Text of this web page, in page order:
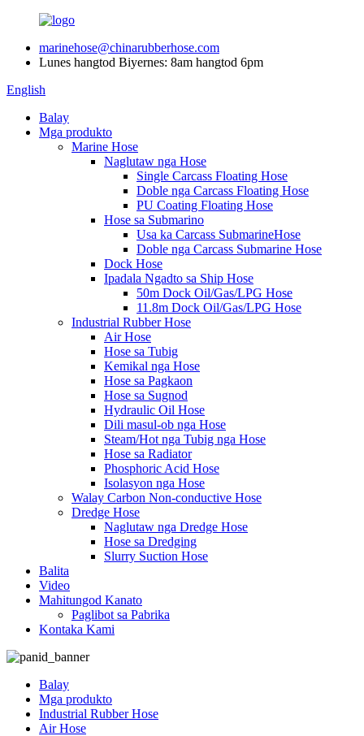
marinehose@chinarubberhose.com
Lunes hangtod Biyernes: 8am hangtod 6pm
English
Balay
Mga produkto
Marine Hose
Naglutaw nga Hose
Single Carcass Floating Hose
Doble nga Carcass Floating Hose
PU Coating Floating Hose
Hose sa Submarino
Usa ka Carcass SubmarineHose
Doble nga Carcass Submarine Hose
Dock Hose
Ipadala Ngadto sa Ship Hose
50m Dock Oil/Gas/LPG Hose
11.8m Dock Oil/Gas/LPG Hose
Industrial Rubber Hose
Air Hose
Hose sa Tubig
Kemikal nga Hose
Hose sa Pagkaon
Hose sa Sugnod
Hydraulic Oil Hose
Dili masul-ob nga Hose
Steam/Hot nga Tubig nga Hose
Hose sa Radiator
Phosphoric Acid Hose
Isolasyon nga Hose
Walay Carbon Non-conductive Hose
Dredge Hose
Naglutaw nga Dredge Hose
Hose sa Dredging
Slurry Suction Hose
Balita
Video
Mahitungod Kanato
Paglibot sa Pabrika
Kontaka Kami
Balay
Mga produkto
Industrial Rubber Hose
Air Hose